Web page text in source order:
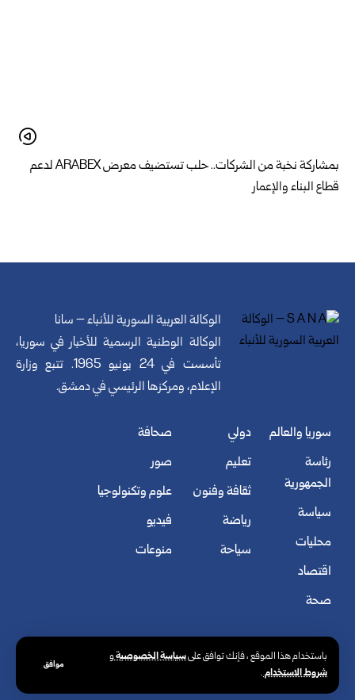
باستخدام هذا الموقع ، فإنك توافق علىسياسة الخصوصيةو
شروط الاستخدام.
موافق
بمشاركة نخبة من الشركات.. حلب تستضيف معرض ARABEX لدعم
قطاع البناء والإعمار
الوكالة العربية السورية للأنباء – سانا
الوكالة الوطنية الرسمية للأخبار في سوريا،
تأسست في 24 يونيو 1965. تتبع وزارة
الإعلام، ومركزها الرئيسي في دمشق.
سوريا والعالم
رئاسة
الجمهورية
سياسة
محليات
اقتصاد
صحة
دولي
تعليم
ثقافة وفنون
رياضة
سياحة
صحافة
صور
علوم وتكنولوجيا
فيديو
منوعات
© الوكالة العربية السورية للأنباء. كافة الحقوق محفوظة.